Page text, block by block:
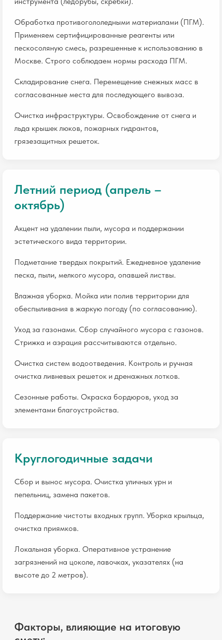
Обработка противогололедными материалами (ПГМ).
Применяем сертифицированные реагенты или
пескосоляную смесь, разрешенные к использованию в
Москве. Строго соблюдаем нормы расхода ПГМ.
Складирование снега. Перемещение снежных масс в
согласованные места для последующего вывоза.
Очистка инфраструктуры. Освобождение от снега и
льда крышек люков, пожарных гидрантов,
грязезащитных решеток.
Летний период (апрель –
октябрь)
Акцент на удалении пыли, мусора и поддержании
эстетического вида территории.
Подметание твердых покрытий. Ежедневное удаление
песка, пыли, мелкого мусора, опавшей листвы.
Влажная уборка. Мойка или полив территории для
обеспыливания в жаркую погоду (по согласованию).
Уход за газонами. Сбор случайного мусора с газонов.
Стрижка и аэрация рассчитываются отдельно.
Очистка систем водоотведения. Контроль и ручная
очистка ливневых решеток и дренажных лотков.
Сезонные работы. Окраска бордюров, уход за
элементами благоустройства.
Круглогодичные задачи
Сбор и вынос мусора. Очистка уличных урн и
пепельниц, замена пакетов.
Поддержание чистоты входных групп. Уборка крыльца,
очистка приямков.
Локальная уборка. Оперативное устранение
загрязнений на цоколе, лавочках, указателях (на
высоте до 2 метров).
Факторы, влияющие на итоговую